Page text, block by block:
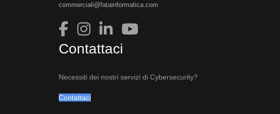
commerciali@fatainformatica.com
Contattaci
Necessiti dei nostri servizi di Cybersecurity?
Contattaci